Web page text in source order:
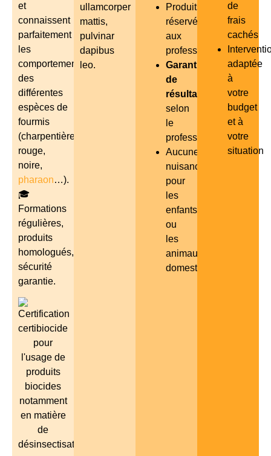
et
connaissent
parfaitement
les
comportements
des
différentes
espèces de
fourmis
(charpentière,
rouge,
noire,
pharaon…).
🎓
Formations
régulières,
produits
homologués,
sécurité
garantie.
ullamcorper
mattis,
pulvinar
dapibus
leo.
Produits
réservés
aux
professionnels
Garantie
de
résultat
selon
le
professionnel
Aucune
nuisance
pour
les
enfants
ou
les
animaux
domestiques
de
frais
cachés
adaptée
à
votre
budget
et à
votre
situation